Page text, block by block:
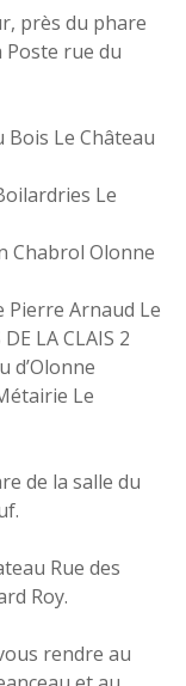
près du phare
Poste rue du
Bois Le Château
Le
Chabrol Olonne
Pierre Arnaud Le
LA CLAIS 2
d’Olonne
Le
de la salle du
Rue des
Roy.
rendre au